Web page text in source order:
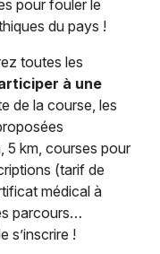
pour fouler le
du pays !
toutes les
à une
de la course, les
5 km, courses pour
(tarif de
médical à
parcours…
s’inscrire !